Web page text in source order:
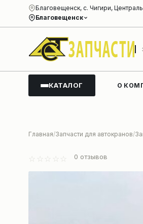
Благовещенск
Благовещенск, с. Чигири,
КАТАЛОГ О
Главная Запчасти для автокранов
0 отзывов